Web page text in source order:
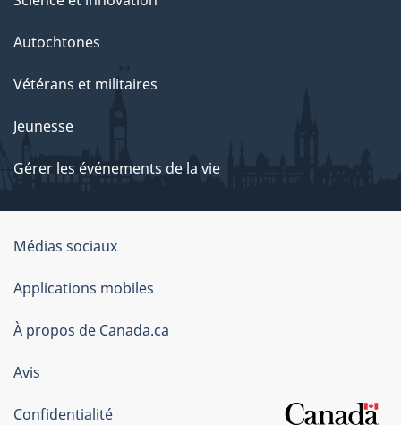
Autochtones
Vétérans et militaires
Jeunesse
Gérer les événements de la vie
Organisation
du
gouvernement
du
Canada
Médias sociaux
Applications mobiles
À propos de Canada.ca
Avis
Confidentialité